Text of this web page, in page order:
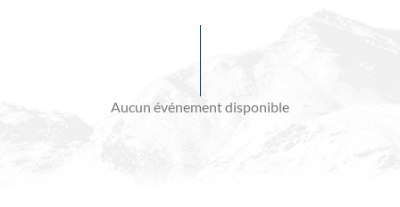
Aucun événement disponible